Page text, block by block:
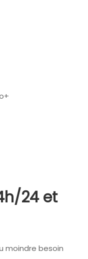
24 et
moindre besoin